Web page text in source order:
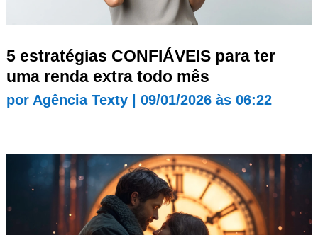
5 estratégias CONFIÁVEIS para ter
uma renda extra todo mês
por Agência Texty| 09/01/2026 às 06:22